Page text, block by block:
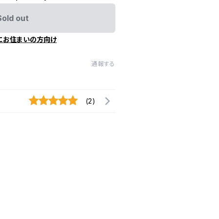
out
お住まいの方向け
通報する
(2)